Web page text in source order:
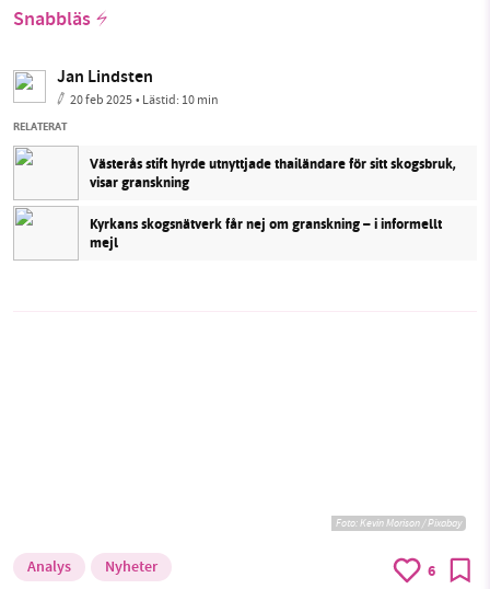
Snabbläs
Jan Lindsten
20 feb 2025• Lästid: 10 min
RELATERAT
Västerås stift hyrde utnyttjade thailändare för sitt skogsbruk,
visar granskning
Kyrkans skogsnätverk får nej om granskning – i informellt
mejl
Foto:Kevin Morison / Pixabay
Analys Nyheter 6